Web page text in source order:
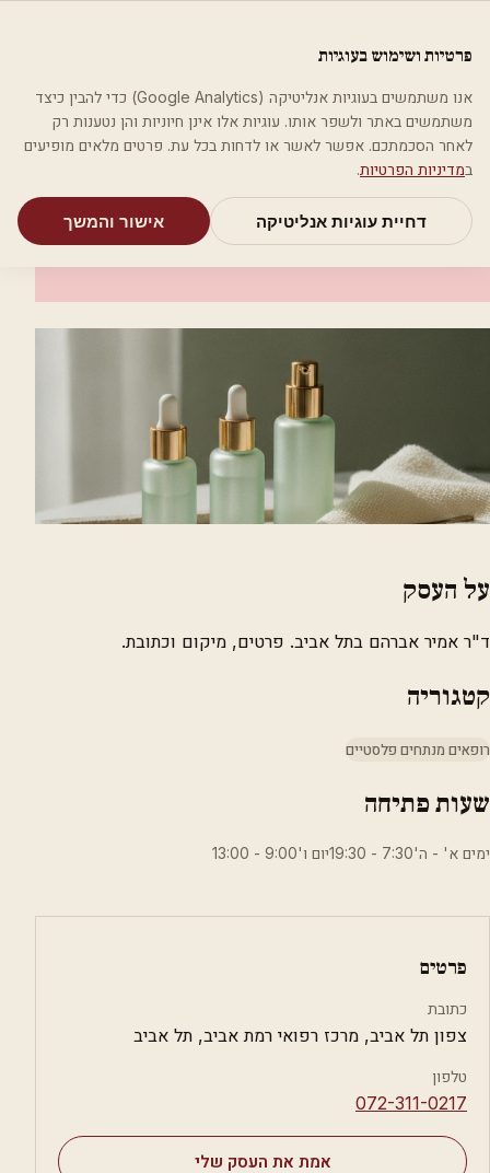
מאמריםקטגוריותחיפושאודות
בית קטגוריות רופאים מנתחים פלסטיים ד"ר אמיר אברהם
רופאים מנתחים פלסטיים
ד"ר אמיר אברהם
על העסק
ד"ר אמיר אברהם בתל אביב. פרטים, מיקום וכתובת.
קטגוריה
רופאים מנתחים פלסטיים
שעות פתיחה
ימים א' - ה'7:30 - 19:30יום ו'9:00 - 13:00
פרטים
כתובת
צפון תל אביב, מרכז רפואי רמת אביב, תל אביב
טלפון
⁦072-311-0217⁩
אמת את העסק שלי
פרטיות ושימוש בעוגיות
אנו משתמשים בעוגיות אנליטיקה (Google Analytics) כדי להבין כיצד
משתמשים באתר ולשפר אותו. עוגיות אלו אינן חיוניות והן נטענות רק
לאחר הסכמתכם. אפשר לאשר או לדחות בכל עת. פרטים מלאים מופיעים
במדיניות הפרטיות.
דחיית עוגיות אנליטיקה אישור והמשך